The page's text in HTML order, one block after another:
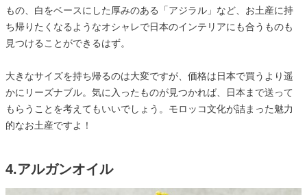
もの、白をベースにした厚みのある「アジラル」など、お土産に持
ち帰りたくなるようなオシャレで日本のインテリアにも合うものも
見つけることができるはず。
大きなサイズを持ち帰るのは大変ですが、価格は日本で買うより遥
かにリーズナブル。気に入ったものが見つかれば、日本まで送って
もらうことを考えてもいいでしょう。モロッコ文化が詰まった魅力
的なお土産ですよ！
4.アルガンオイル